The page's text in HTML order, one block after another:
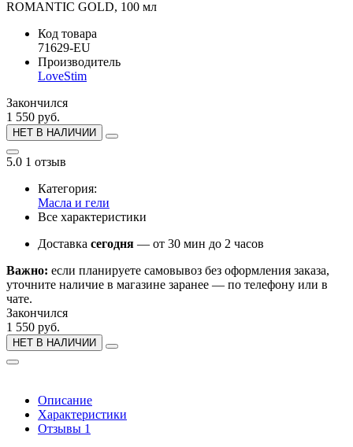
Код товара
71629-EU
Производитель
LoveStim
Закончился
1 550 руб.
НЕТ В НАЛИЧИИ
5.0 1 отзыв
Категория:
Масла и гели
Все характеристики
Доставка сегодня — от 30 мин до 2 часов
Важно: если планируете самовывоз без оформления заказа,
уточните наличие в магазине заранее — по телефону или в
чате.
Закончился
1 550 руб.
НЕТ В НАЛИЧИИ
Описание
Характеристики
Отзывы 1